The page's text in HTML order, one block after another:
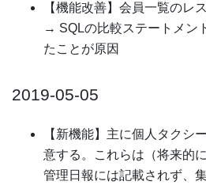
【機能改善】会員一覧のレ
→ SQLの比較ステートメン
たことが原因
2019-05-05
【新機能】主に個人タクシ
意する。これらは（将来的
管理日報には記載されず、